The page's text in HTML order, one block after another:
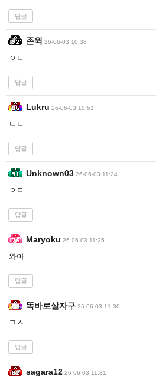
답글
존윅 26-06-03 10:38
ㅇㄷ
답글
Lukru 26-06-03 10:51
ㄷㄷ
답글
Unknown03 26-06-03 11:24
ㅇㄷ
답글
Maryoku 26-06-03 11:25
와아
답글
똑바로살자구 26-06-03 11:30
ㄱㅅ
답글
sagara12 26-06-03 11:31